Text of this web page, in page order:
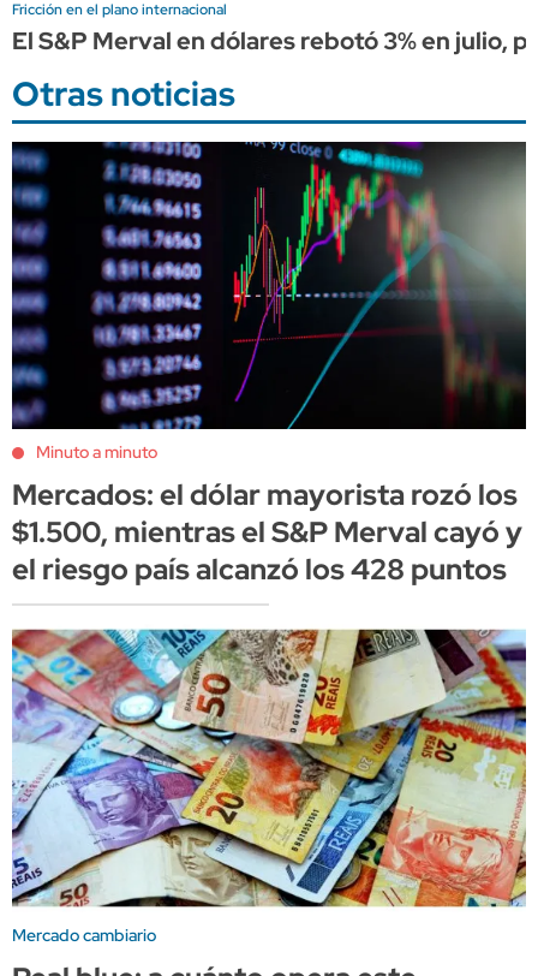
Fricción en el plano internacional
El S&P Merval en dólares rebotó 3% en julio,
Otras noticias
Minuto a minuto
Mercados: el dólar mayorista rozó los
$1.500, mientras el S&P Merval cayó y
el riesgo país alcanzó los 428 puntos
Mercado cambiario